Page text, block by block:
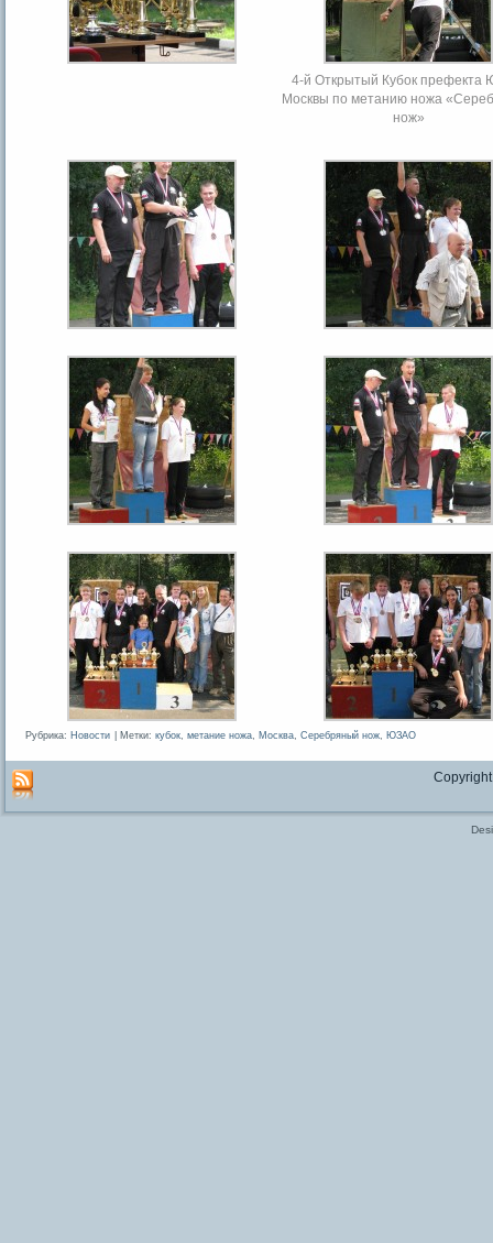
4-й Открытый Кубок префекта
Москвы по метанию ножа
нож»
Рубрика: Новости Метки: кубок, метание ножа, Москва, Серебряный нож, ЮЗАО